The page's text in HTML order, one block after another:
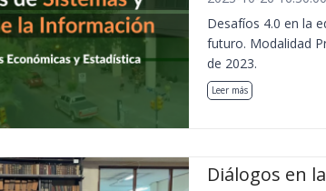
Desafíos 4.0 en la
futuro. Modalidad
de 2023.
Leer más
Diálogos en